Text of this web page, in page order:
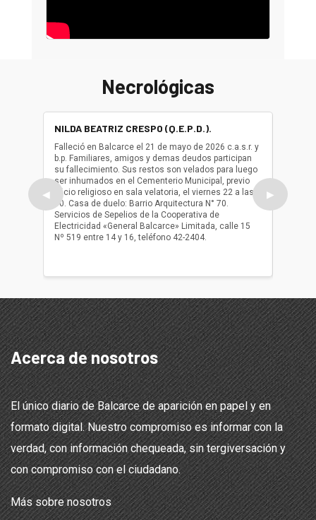
Necrológicas
◀
NILDA BEATRIZ CRESPO (Q.E.P.D.).
Falleció en Balcarce el 21 de mayo de 2026 c.a.s.r. y
b.p. Familiares, amigos y demas deudos participan
su fallecimiento. Sus restos son velados para luego
ser inhumados en el Cementerio Municipal, previo
oficio religioso en sala velatoria, el viernes 22 a las
10. Casa de duelo: Barrio Arquitectura N° 70.
Servicios de Sepelios de la Cooperativa de
Electricidad «General Balcarce» Limitada, calle 15
Nº 519 entre 14 y 16, teléfono 42-2404.
ser
oficio
▶
Acerca de nosotros
El único diario de Balcarce de aparición en papel y en
formato digital. Nuestro compromiso es informar con la
verdad, con información chequeada, sin tergiversación y
con compromiso con el ciudadano.
Más sobre nosotros